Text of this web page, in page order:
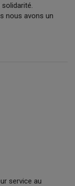
nous avons un
service au